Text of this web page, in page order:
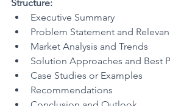
Structure:
Executive Summary
Problem Statement and
Market Analysis and Trends
Solution Approaches and Best
Case Studies or Examples
Recommendations